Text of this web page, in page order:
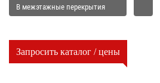
В межэтажные перекрытия
Запросить каталог / цены